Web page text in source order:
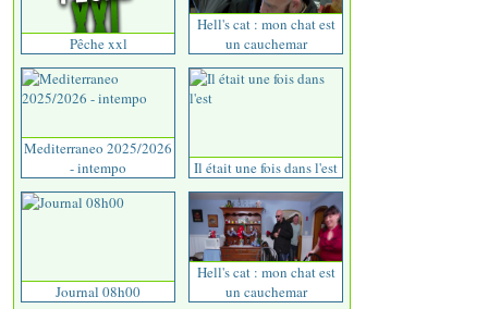
Pêche xxl
Hell's cat : mon chat est
un cauchemar
Mediterraneo 2025/2026
- intempo
Il était une fois dans l'est
Journal 08h00
Hell's cat : mon chat est
un cauchemar